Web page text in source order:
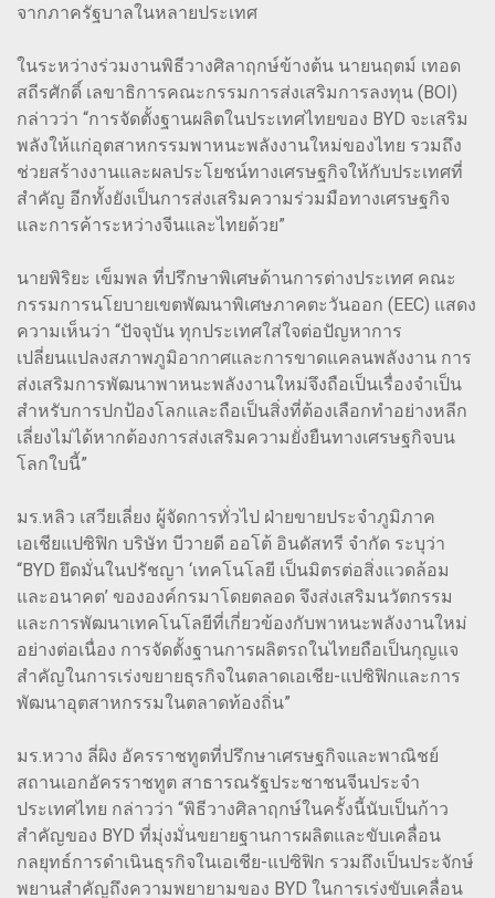
จากภาครัฐบาลในหลายประเทศ
ในระหว่างร่วมงานพิธีวางศิลาฤกษ์ข้างต้น นายนฤตม์ เทอด
สถีรศักดิ์ เลขาธิการคณะกรรมการส่งเสริมการลงทุน (BOI)
กล่าวว่า “การจัดตั้งฐานผลิตในประเทศไทยของ BYD จะเสริม
พลังให้แก่อุตสาหกรรมพาหนะพลังงานใหม่ของไทย รวมถึง
ช่วยสร้างงานและผลประโยชน์ทางเศรษฐกิจให้กับประเทศที่
สำคัญ อีกทั้งยังเป็นการส่งเสริมความร่วมมือทางเศรษฐกิจ
และการค้าระหว่างจีนและไทยด้วย”
นายพิริยะ เข็มพล ที่ปรึกษาพิเศษด้านการต่างประเทศ คณะ
กรรมการนโยบายเขตพัฒนาพิเศษภาคตะวันออก (EEC) แสดง
ความเห็นว่า “ปัจจุบัน ทุกประเทศใส่ใจต่อปัญหาการ
เปลี่ยนแปลงสภาพภูมิอากาศและการขาดแคลนพลังงาน การ
ส่งเสริมการพัฒนาพาหนะพลังงานใหม่จึงถือเป็นเรื่องจำเป็น
สำหรับการปกป้องโลกและถือเป็นสิ่งที่ต้องเลือกทำอย่างหลีก
เลี่ยงไม่ได้หากต้องการส่งเสริมความยั่งยืนทางเศรษฐกิจบน
โลกใบนี้”
มร.หลิว เสวียเลี่ยง ผู้จัดการทั่วไป ฝ่ายขายประจำภูมิภาค
เอเชียแปซิฟิก บริษัท บีวายดี ออโต้ อินดัสทรี จำกัด ระบุว่า
“BYD ยึดมั่นในปรัชญา ‘เทคโนโลยี เป็นมิตรต่อสิ่งแวดล้อม
และอนาคต’ ขององค์กรมาโดยตลอด จึงส่งเสริมนวัตกรรม
และการพัฒนาเทคโนโลยีที่เกี่ยวข้องกับพาหนะพลังงานใหม่
อย่างต่อเนื่อง การจัดตั้งฐานการผลิตรถในไทยถือเป็นกุญแจ
สำคัญในการเร่งขยายธุรกิจในตลาดเอเชีย-แปซิฟิกและการ
พัฒนาอุตสาหกรรมในตลาดท้องถิ่น”
มร.หวาง ลี่ผิง อัครราชทูตที่ปรึกษาเศรษฐกิจและพาณิชย์
สถานเอกอัครราชทูต สาธารณรัฐประชาชนจีนประจำ
ประเทศไทย กล่าวว่า “พิธีวางศิลาฤกษ์ในครั้งนี้นับเป็นก้าว
สำคัญของ BYD ที่มุ่งมั่นขยายฐานการผลิตและขับเคลื่อน
กลยุทธ์การดำเนินธุรกิจในเอเชีย-แปซิฟิก รวมถึงเป็นประจักษ์
พยานสำคัญถึงความพยายามของ BYD ในการเร่งขับเคลื่อน